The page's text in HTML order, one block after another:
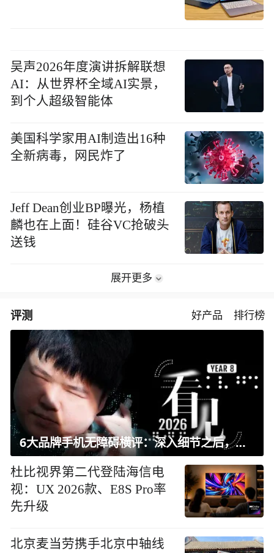
吴声2026年度演讲拆解联想
AI：从世界杯全域AI实景，
到个人超级智能体
美国科学家用AI制造出16种
全新病毒，网民炸了
Jeff Dean创业BP曝光，杨植
麟也在上面！硅谷VC抢破头
送钱
展开更多
评测 好产品 排行榜
6大品牌手机无障碍横评：深入细节之后，似乎只有苹果能挺住？｜ 看见2026
杜比视界第二代登陆海信电
视：UX 2026款、E8S Pro率
先升级
北京麦当劳携手北京中轴线